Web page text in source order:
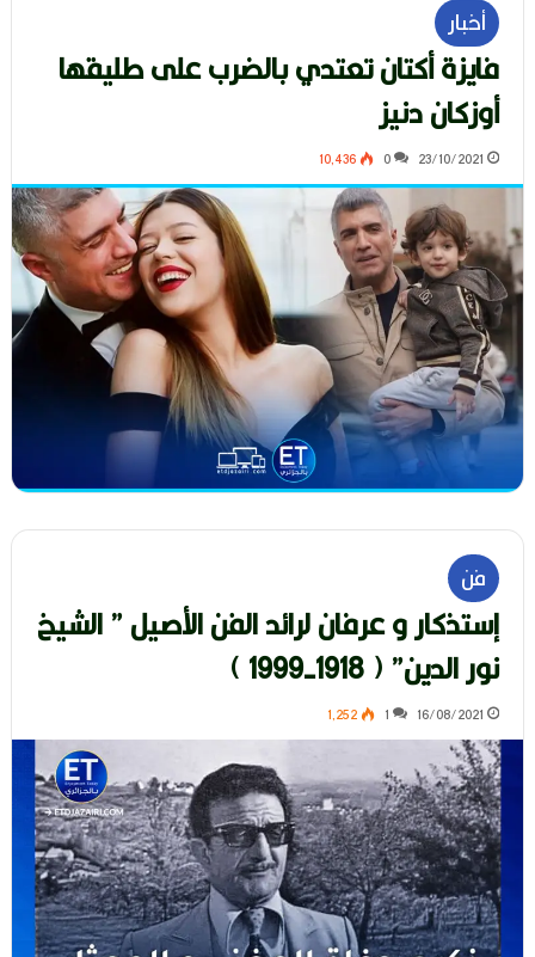
أخبار
فايزة أكتان تعتدي بالضرب على طليقها
أوزكان دنيز
23/10/2021
0 10٬436
فن
إستذكار و عرفان لرائد الفن الأصيل ” الشيخ
نور الدين” ( 1918-1999 )
16/08/2021
1 1٬252